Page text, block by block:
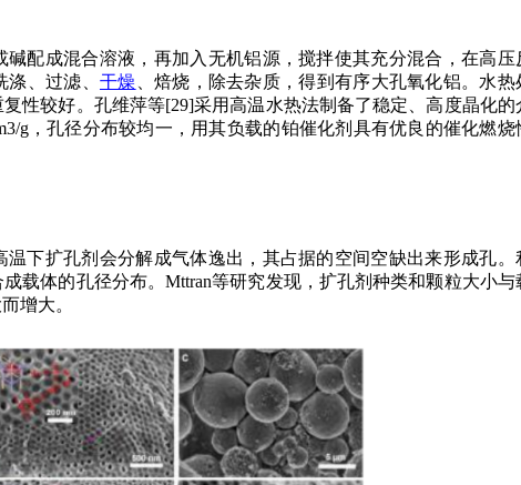
配成混合溶液，再加入无机铝源，搅拌使其充分混合，在高压
、过滤、 干燥 、焙烧，除去杂质，得到有序大孔氧化铝。水热
性较好。孔维萍等[29]采用高温水热法制备了稳定、高度晶化的
g，孔径分布较均一，用其负载的铂催化剂具有优良的催化燃烧
下扩孔剂会分解成气体逸出，其占据的空间空缺出来形成孔。
载体的孔径分布。Mttran等研究发现，扩孔剂种类和颗粒大小与
增大。